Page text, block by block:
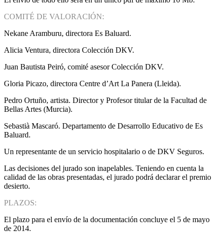
COMITÉ DE VALORACIÓN:
Nekane Aramburu, directora Es Baluard.
Alicia Ventura, directora Colección DKV.
Juan Bautista Peiró, comité asesor Colección DKV.
Gloria Picazo, directora Centre d’Art La Panera (Lleida).
Pedro Ortuño, artista. Director y Profesor titular de la Facultad de
Bellas Artes (Murcia).
Sebastià Mascaró. Departamento de Desarrollo Educativo de Es
Baluard.
Un representante de un servicio hospitalario o de DKV Seguros.
Las decisiones del jurado son inapelables. Teniendo en cuenta la
calidad de las obras presentadas, el jurado podrá declarar el premio
desierto.
PLAZOS:
El plazo para el envío de la documentación concluye el 5 de mayo
de 2014.